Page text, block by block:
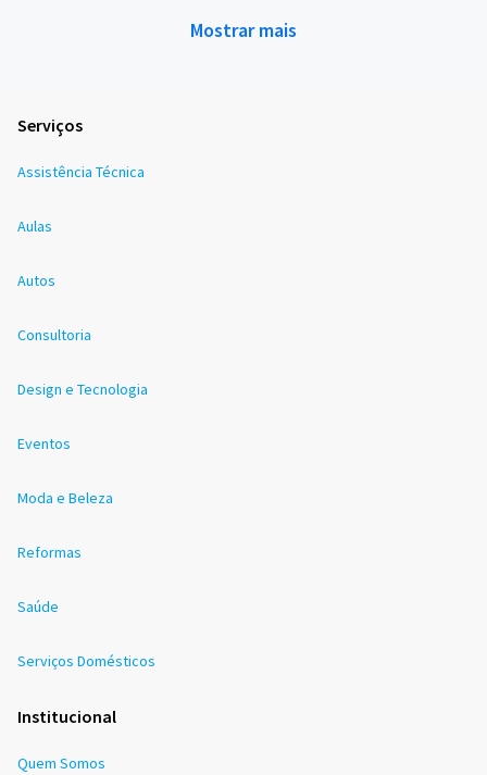
Mostrar mais
Serviços
Assistência Técnica
Aulas
Autos
Consultoria
Design e Tecnologia
Eventos
Moda e Beleza
Reformas
Saúde
Serviços Domésticos
Institucional
Quem Somos